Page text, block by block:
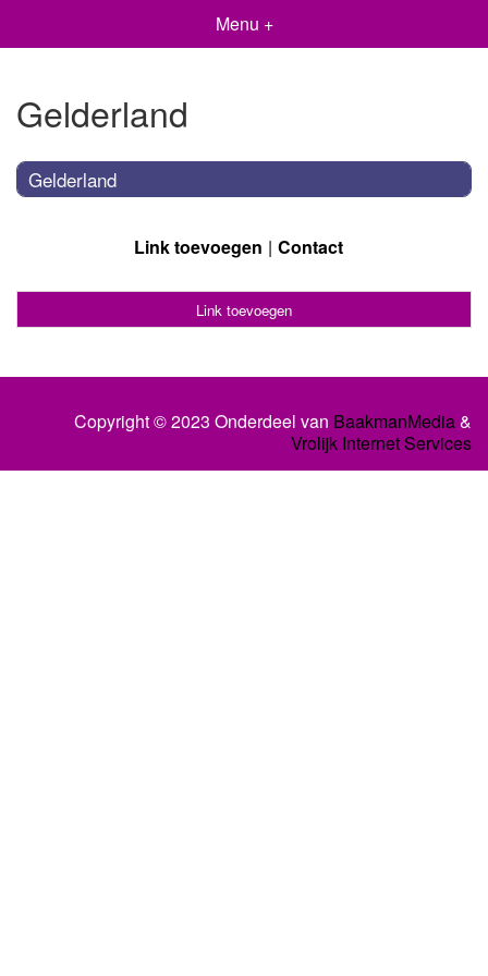
Menu +
Gelderland
Gelderland
Link toevoegen Contact
Link toevoegen
Copyright © 2023 Onderdeel van BaakmanMedia&
Vrolijk Internet Services